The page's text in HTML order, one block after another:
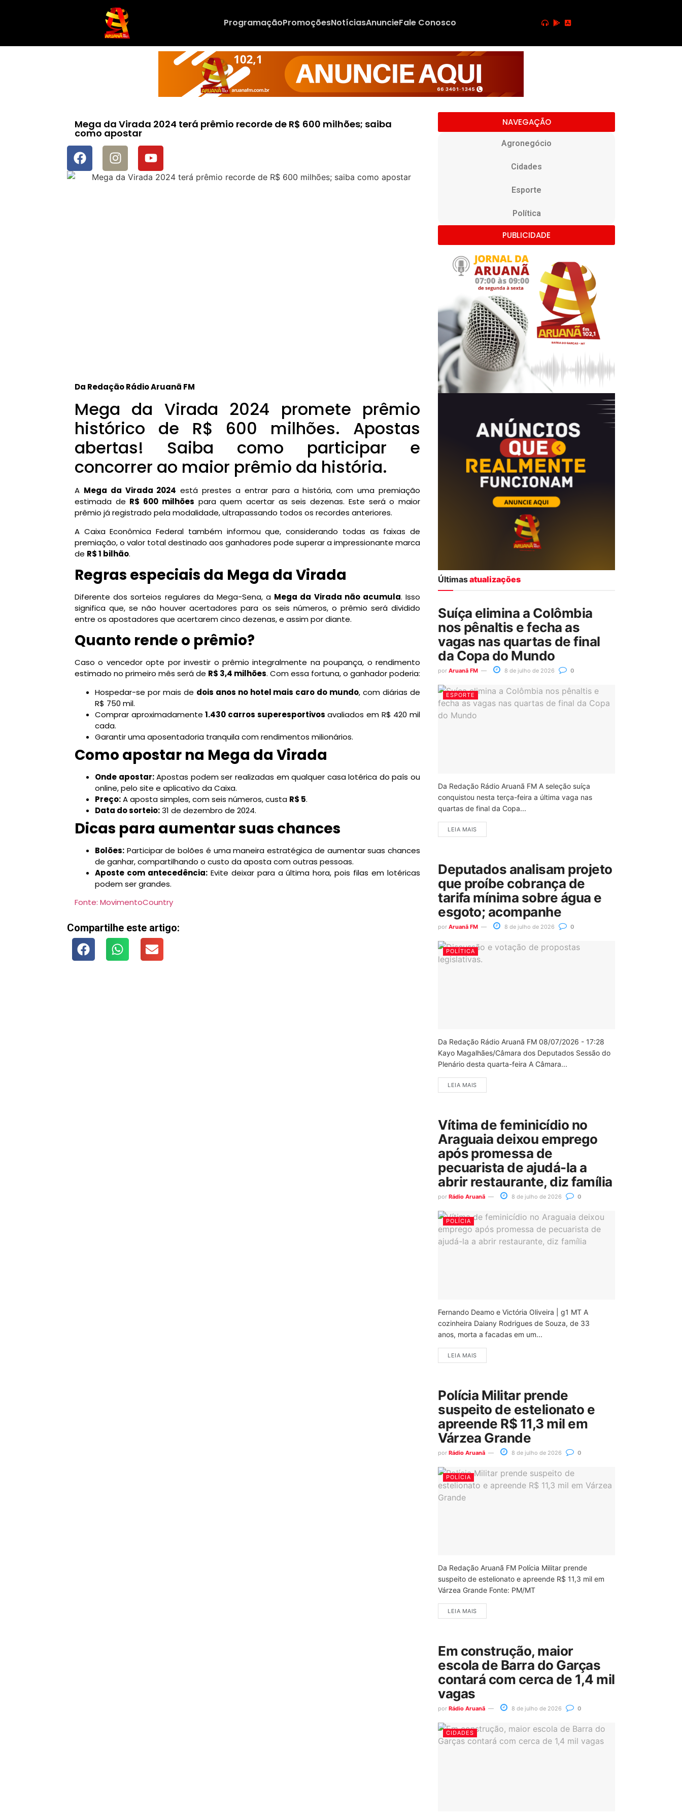
ProgramaçãoPromoçõesNotíciasAnuncieFale Conosco
Mega da Virada 2024 terá prêmio recorde de R$ 600 milhões; saiba
como apostar
Da Redação Rádio Aruanã FM
Mega da Virada 2024 promete prêmio
histórico de R$ 600 milhões. Apostas
abertas! Saiba como participar e
concorrer ao maior prêmio da história.
A Mega da Virada 2024 está prestes a entrar para a história, com uma premiação
estimada de R$ 600 milhões para quem acertar as seis dezenas. Este será o maior
prêmio já registrado pela modalidade, ultrapassando todos os recordes anteriores.
A Caixa Econômica Federal também informou que, considerando todas as faixas de
premiação, o valor total destinado aos ganhadores pode superar a impressionante marca
de R$ 1 bilhão.
Regras especiais da Mega da Virada
Diferente dos sorteios regulares da Mega-Sena, a Mega da Virada não acumula. Isso
significa que, se não houver acertadores para os seis números, o prêmio será dividido
entre os apostadores que acertarem cinco dezenas, e assim por diante.
Quanto rende o prêmio?
Caso o vencedor opte por investir o prêmio integralmente na poupança, o rendimento
estimado no primeiro mês será de R$ 3,4 milhões. Com essa fortuna, o ganhador poderia:
Hospedar-se por mais de dois anos no hotel mais caro do mundo, com diárias de
R$ 750 mil.
Comprar aproximadamente1.430 carros superesportivos avaliados em R$ 420 mil
cada.
Garantir uma aposentadoria tranquila com rendimentos milionários.
Como apostar na Mega da Virada
Onde apostar:Apostas podem ser realizadas em qualquer casa lotérica do país ou
online, pelo site e aplicativo da Caixa.
Preço:A aposta simples, com seis números, custa R$ 5.
Data do sorteio:31 de dezembro de 2024.
Dicas para aumentar suas chances
Bolões: Participar de bolões é uma maneira estratégica de aumentar suas chances
de ganhar, compartilhando o custo da aposta com outras pessoas.
Aposte com antecedência:Evite deixar para a última hora, pois filas em lotéricas
podem ser grandes.
Fonte: MovimentoCountry
Compartilhe este artigo:
NAVEGAÇÃO
Agronegócio
Cidades
Esporte
Política
PUBLICIDADE
Últimasatualizações
Suíça elimina a Colômbia
nos pênaltis e fecha as
vagas nas quartas de final
da Copa do Mundo
por Aruanã FM 8 de julho de 2026 0
ESPORTE
Da Redação Rádio Aruanã FM A seleção suíça
conquistou nesta terça-feira a última vaga nas
quartas de final da Copa...
LEIA MAIS
Deputados analisam projeto
que proíbe cobrança de
tarifa mínima sobre água e
esgoto; acompanhe
por Aruanã FM 8 de julho de 2026 0
POLÍTICA
Da Redação Rádio Aruanã FM 08/07/2026 - 17:28
Kayo Magalhães/Câmara dos Deputados Sessão do
Plenário desta quarta-feira A Câmara...
LEIA MAIS
Vítima de feminicídio no
Araguaia deixou emprego
após promessa de
pecuarista de ajudá-la a
abrir restaurante, diz família
por Rádio Aruanã 8 de julho de 2026 0
POLÍCIA
Fernando Deamo e Victória Oliveira | g1 MT A
cozinheira Daiany Rodrigues de Souza, de 33
anos, morta a facadas em um...
LEIA MAIS
Polícia Militar prende
suspeito de estelionato e
apreende R$ 11,3 mil em
Várzea Grande
por Rádio Aruanã 8 de julho de 2026 0
POLÍCIA
Da Redação Aruanã FM Polícia Militar prende
suspeito de estelionato e apreende R$ 11,3 mil em
Várzea Grande Fonte: PM/MT
LEIA MAIS
Em construção, maior
escola de Barra do Garças
contará com cerca de 1,4 mil
vagas
por Rádio Aruanã 8 de julho de 2026 0
CIDADES